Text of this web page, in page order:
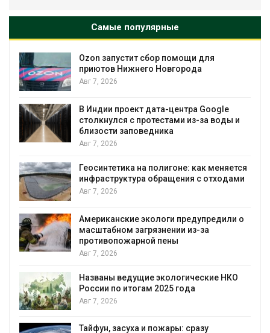
Самые популярные
Ozon запустит сбор помощи для
приютов Нижнего Новгорода
Авг 7, 2026
В Индии проект дата-центра Google
столкнулся с протестами из-за воды и
близости заповедника
Авг 7, 2026
Геосинтетика на полигоне: как меняется
инфраструктура обращения с отходами
Авг 7, 2026
Американские экологи предупредили о
масштабном загрязнении из-за
противопожарной пены
Авг 7, 2026
Названы ведущие экологические НКО
России по итогам 2025 года
Авг 7, 2026
Тайфун, засуха и пожары: сразу